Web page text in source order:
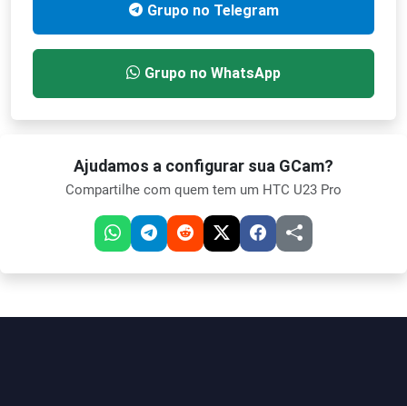
Grupo no Telegram
Grupo no WhatsApp
Ajudamos a configurar sua GCam?
Compartilhe com quem tem um HTC U23 Pro